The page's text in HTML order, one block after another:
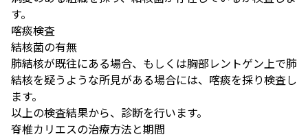
す。
喀痰検査
結核菌の有無
肺結核が既往にある場合、もしくは胸部レントゲン上で肺
結核を疑うような所見がある場合には、喀痰を採り検査し
ます。
以上の検査結果から、診断を行います。
脊椎カリエスの治療方法と期間